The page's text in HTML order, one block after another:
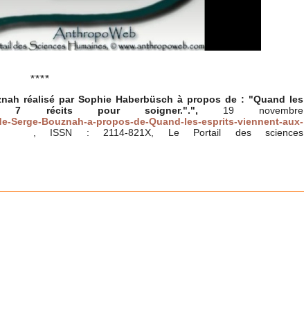
****
réalisé par Sophie Haberbüsch à propos de : "Quand les
7 récits pour soigner.".", 19 novembre
Serge-Bouznah-a-propos-de-Quand-les-esprits-viennent-aux-
, ISSN : 2114-821X, Le Portail des sciences